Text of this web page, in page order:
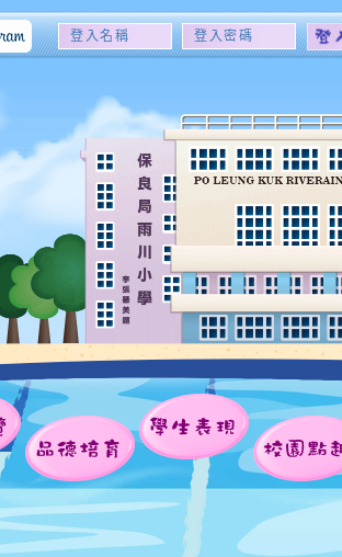
登
名
稱
登
密
碼
品德培育
學生表現
校園點趣